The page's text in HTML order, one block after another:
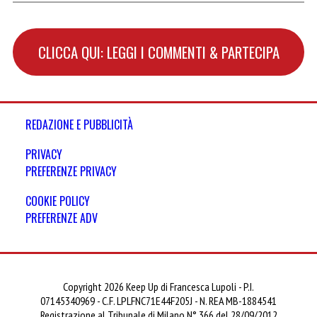
CLICCA QUI: LEGGI I COMMENTI & PARTECIPA
REDAZIONE E PUBBLICITÀ
PRIVACY
PREFERENZE PRIVACY
COOKIE POLICY
PREFERENZE ADV
Copyright 2026 Keep Up di Francesca Lupoli - P.I.
07145340969 - C.F. LPLFNC71E44F205J - N. REA MB-1884541